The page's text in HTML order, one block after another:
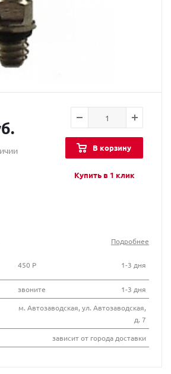
В корзину
Купить в 1 клик
Подробнее
450 Р 1-3 дня
звоните 1-3 дня
м. Автозаводская, ул. Автозаводская,
д. 7
зависит от города доставки